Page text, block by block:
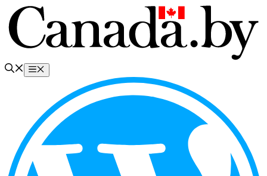
Перейти
содержимому
Меню